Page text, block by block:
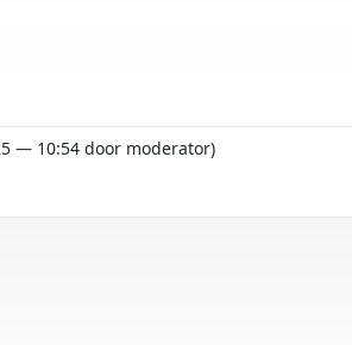
— 10:54 door moderator)